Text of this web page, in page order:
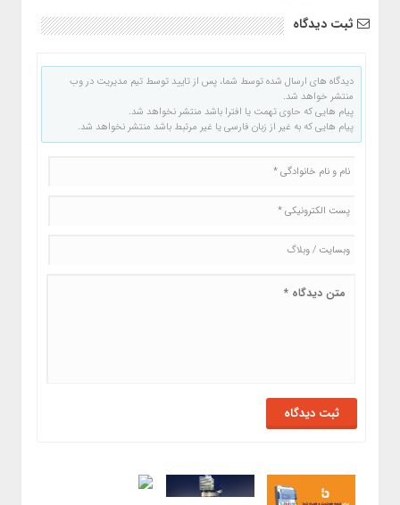
ثبت دیدگاه
دیدگاه های ارسال شده توسط شما، پس از تایید توسط تیم مدیریت در وب
منتشر خواهد شد.
پیام هایی که حاوی تهمت یا افترا باشد منتشر نخواهد شد.
پیام هایی که به غیر از زبان فارسی یا غیر مرتبط باشد منتشر نخواهد شد.